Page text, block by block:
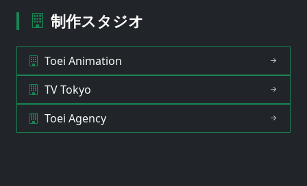
制作スタジオ
Toei Animation
TV Tokyo
Toei Agency